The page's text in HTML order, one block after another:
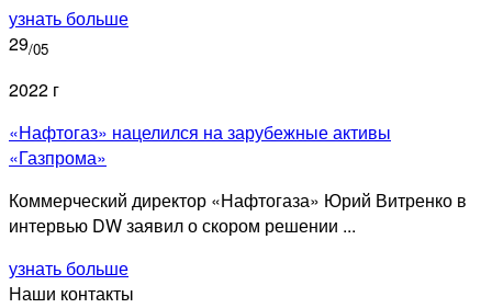
узнать больше
29/05
2022 г
«Нафтогаз» нацелился на зарубежные активы
«Газпрома»
Коммерческий директор «Нафтогаза» Юрий Витренко в
интервью DW заявил о скором решении ...
узнать больше
Наши контакты